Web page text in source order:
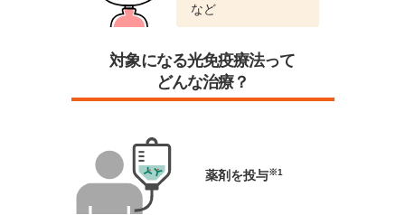
など
対象になる光免疫療法って
どんな治療？
薬剤を投与※1